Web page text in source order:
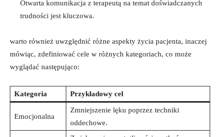
Otwarta komunikacja z terapeutą​ na ‍temat ⁤doświadczanych​
trudności jest kluczowa.
warto również uwzględnić różne ⁣aspekty życia⁤ pacjenta,⁣ inaczej
mówiąc, zdefiniować cele w‍ różnych kategoriach, co może
wyglądać następująco:
Kategoria Przykładowy⁣ cel
Emocjonalna
Zmniejszenie lęku poprzez techniki
oddechowe.